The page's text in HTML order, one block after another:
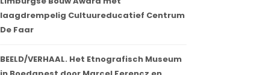
laagdrempelig Cultuureducatief Centrum
De Faar
BEELD/VERHAAL. Het Etnografisch Museum